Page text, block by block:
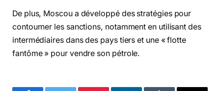
De plus, Moscou a développé des stratégies pour
contourner les sanctions, notamment en utilisant des
intermédiaires dans des pays tiers et une « flotte
fantôme » pour vendre son pétrole.